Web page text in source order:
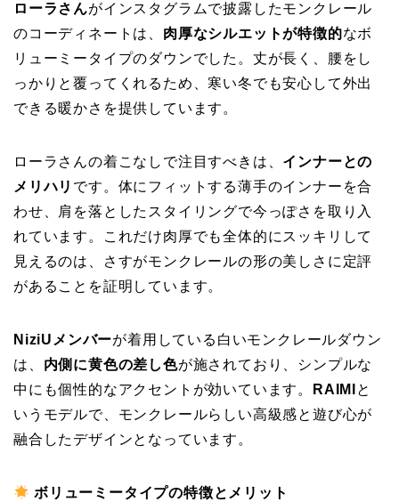
ローラさんがインスタグラムで披露したモンクレール
のコーディネートは、 肉厚なシルエットが特徴的なボ
リューミータイプのダウンでした。丈が長く、腰をし
っかりと覆ってくれるため、寒い冬でも安心して外出
できる暖かさを提供しています。
ローラさんの着こなしで注目すべきは、 インナーとの
メリハリ です。体にフィットする薄手のインナーを合
わせ、肩を落としたスタイリングで今っぽさを取り入
れています。これだけ肉厚でも全体的にスッキリして
見えるのは、さすがモンクレールの形の美しさに定評
があることを証明しています。
NiziUメンバーが着用している白いモンクレールダウン
は、 内側に黄色の差し色が施されており、シンプルな
中にも個性的なアクセントが効いています。
RAIMI と
いうモデルで、モンクレールらしい高級感と遊び心が
融合したデザインとなっています。
ボリューミータイプの特徴とメリット